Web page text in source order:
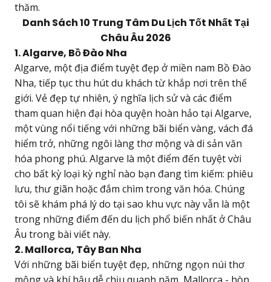
thăm.
Danh Sách 10 Trung Tâm Du Lịch Tốt Nhất Tại
Châu Âu 2026
1. Algarve, Bồ Đào Nha
Algarve, một địa điểm tuyệt đẹp ở miền nam Bồ Đào
Nha, tiếp tục thu hút du khách từ khắp nơi trên thế
giới. Vẻ đẹp tự nhiên, ý nghĩa lịch sử và các điểm
tham quan hiện đại hòa quyện hoàn hảo tại Algarve,
một vùng nổi tiếng với những bãi biển vàng, vách đá
hiểm trở, những ngôi làng thơ mộng và di sản văn
hóa phong phú. Algarve là một điểm đến tuyệt vời
cho bất kỳ loại kỳ nghỉ nào bạn đang tìm kiếm: phiêu
lưu, thư giãn hoặc đắm chìm trong văn hóa. Chúng
tôi sẽ khám phá lý do tại sao khu vực này vẫn là một
trong những điểm đến du lịch phổ biến nhất ở Châu
Âu trong bài viết này.
2. Mallorca, Tây Ban Nha
Với những bãi biển tuyệt đẹp, những ngọn núi thơ